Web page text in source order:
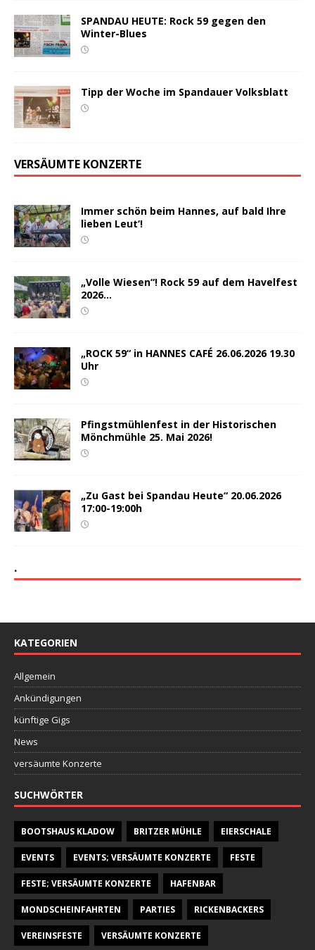
SPANDAU HEUTE: Rock 59 gegen den
Winter-Blues
Tipp der Woche im Spandauer Volksblatt
VERSÄUMTE KONZERTE
Immer schön beim Hannes, auf bald Ihre
lieben Leut‘!
„Volle Wiesen“! Rock 59 auf dem Havelfest
2026…
„ROCK 59“ in HANNES CAFÉ 26.06.2026 19.30
Uhr
Pfingstmühlenfest in der Historischen
Mönchmühle 25. Mai 2026!
„Zu Gast bei Spandau Heute“ 20.06.2026
17:00-19:00h
.
KATEGORIEN
Allgemein
Ankündigungen
künftige Gigs
News
versäumte Konzerte
SUCHWÖRTER
BOOTSHAUS KLADOW BRITZER MÜHLE EIERSCHALE
EVENTS EVENTS; VERSÄUMTE KONZERTE FESTE
FESTE; VERSÄUMTE KONZERTE HAFENBAR
MONDSCHEINFAHRTEN PARTIES RICKENBACKERS
VEREINSFESTE VERSÄUMTE KONZERTE